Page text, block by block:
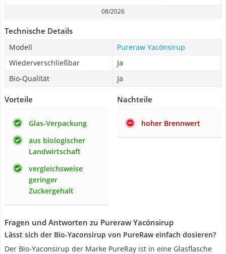
08/2026
Technische Details
Modell
Pureraw Yacónsirup
Wiederverschließbar
Ja
Bio-Qualität
Ja
Vorteile
Glas-Verpackung
aus biologischer
Landwirtschaft
vergleichsweise
geringer
Zuckergehalt
Nachteile
hoher Brennwert
Fragen und Antworten zu Pureraw Yacónsirup
Lässt sich der Bio-Yaconsirup von PureRaw einfach dosieren?
Der Bio-Yaconsirup der Marke PureRay ist in eine Glasflasche